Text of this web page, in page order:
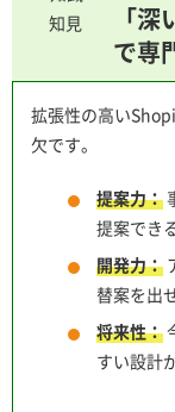
「
で専
拡張性の高い
欠です。
提案力：
提案でき
開発力：
替案を出
将来性：
すい設計